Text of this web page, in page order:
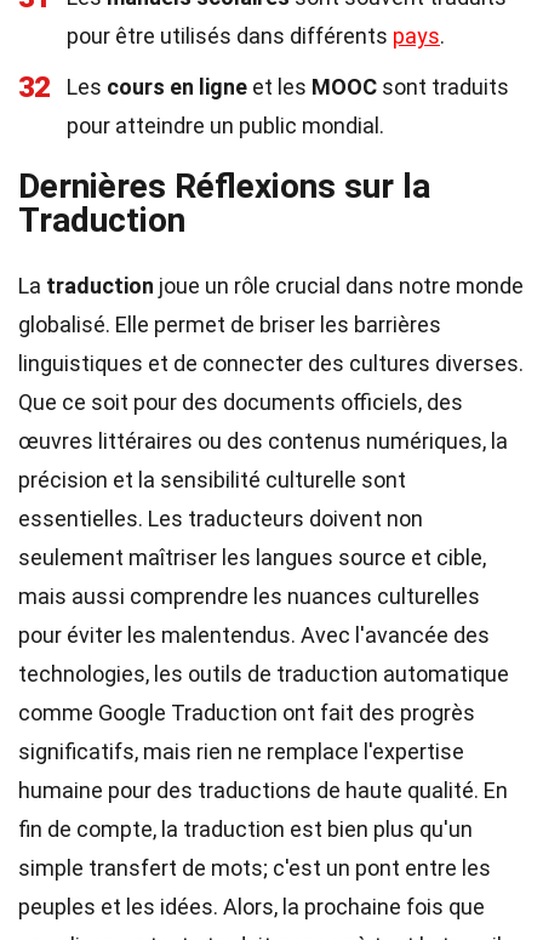
pour être utilisés dans différents pays.
32 Les cours en ligne et les MOOC sont traduits
pour atteindre un public mondial.
Dernières Réflexions sur la
Traduction
La traduction joue un rôle crucial dans notre monde
globalisé. Elle permet de briser les barrières
linguistiques et de connecter des cultures diverses.
Que ce soit pour des documents officiels, des
œuvres littéraires ou des contenus numériques, la
précision et la sensibilité culturelle sont
essentielles. Les traducteurs doivent non
seulement maîtriser les langues source et cible,
mais aussi comprendre les nuances culturelles
pour éviter les malentendus. Avec l'avancée des
technologies, les outils de traduction automatique
comme Google Traduction ont fait des progrès
significatifs, mais rien ne remplace l'expertise
humaine pour des traductions de haute qualité. En
fin de compte, la traduction est bien plus qu'un
simple transfert de mots; c'est un pont entre les
peuples et les idées. Alors, la prochaine fois que